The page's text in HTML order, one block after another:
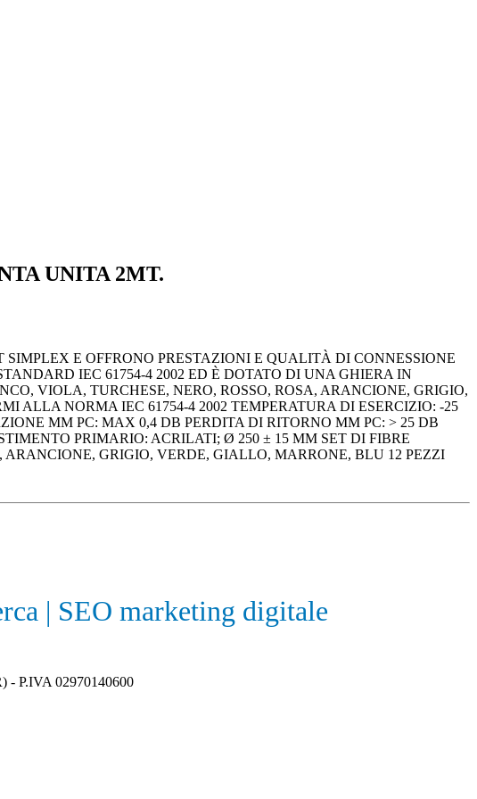
UNITA 2MT.
E OFFRONO PRESTAZIONI E QUALITÀ DI CONNESSIONE
IEC 61754-4 2002 ED È DOTATO DI UNA GHIERA IN
VIOLA, TURCHESE, NERO, ROSSO, ROSA, ARANCIONE, GRIGIO,
ALLA NORMA IEC 61754-4 2002 TEMPERATURA DI ESERCIZIO: -25
MM PC: MAX 0,4 DB PERDITA DI RITORNO MM PC: > 25 DB
PRIMARIO: ACRILATI; Ø 250 ± 15 ΜM SET DI FIBRE
GRIGIO, VERDE, GIALLO, MARRONE, BLU 12 PEZZI
| SEO marketing digitale
- P.IVA 02970140600